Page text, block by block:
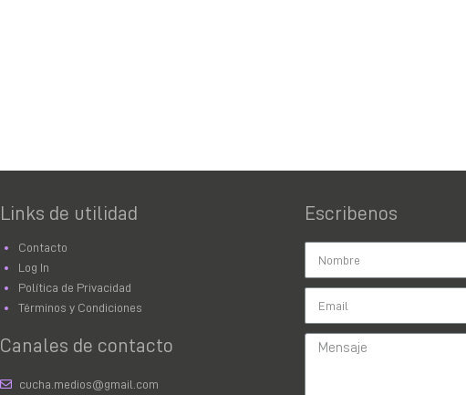
Links de utilidad
Contacto
Log In
Política de Privacidad
Términos y Condiciones
Canales de contacto
cucha.medios@gmail.com
Escribenos